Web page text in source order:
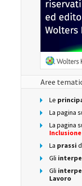
Aree
Le
La pagina
La pagina
Inclusione
La prassi
Gli
Gli
Lavoro